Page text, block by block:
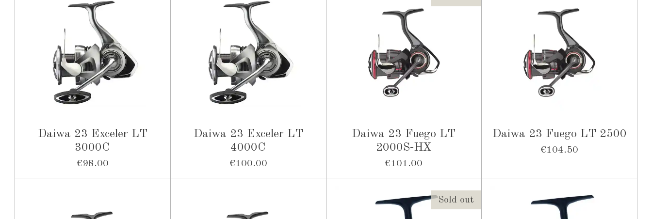
Daiwa 23 Exceler LT
3000C
€98.00
Daiwa 23 Exceler LT
4000C
€100.00
Daiwa 23 Fuego LT
2000S-HX
€101.00
Daiwa 23 Fuego LT 2500
€104.50
Sold out